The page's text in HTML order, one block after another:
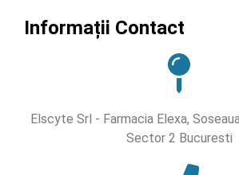
Informații Contact
Elscyte Srl - Farmacia Elexa,
Sector 2 Bucuresti